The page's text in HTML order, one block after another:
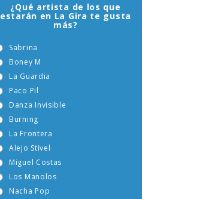
¿Qué artista de los que
estarán en La Gira te gusta
más?
Sabrina
Boney M
La Guardia
Paco Pil
Danza Invisible
Burning
La Frontera
Alejo Stivel
Miguel Costas
Los Manolos
Nacha Pop